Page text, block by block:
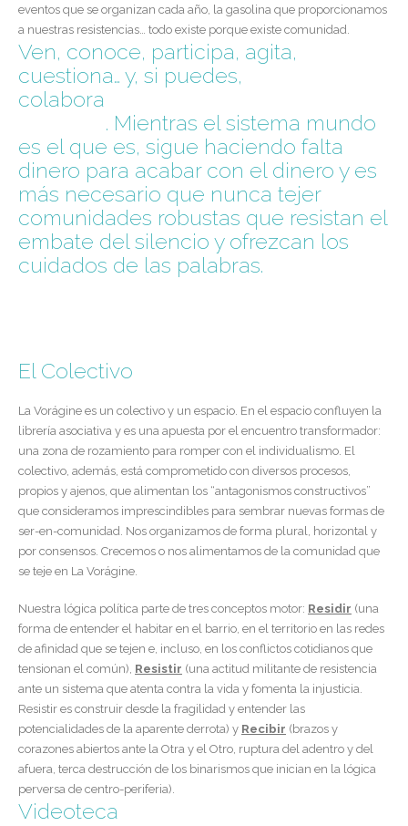
eventos que se organizan cada año, la gasolina que proporcionamos
a nuestras resistencias… todo existe porque existe comunidad.
Ven, conoce, participa, agita,
cuestiona… y, si puedes,
colabora
. Mientras el sistema mundo
es el que es, sigue haciendo falta
dinero para acabar con el dinero y es
más necesario que nunca tejer
comunidades robustas que resistan el
embate del silencio y ofrezcan los
cuidados de las palabras.
El Colectivo
La Vorágine es un colectivo y un espacio. En el espacio confluyen la
librería asociativa y es una apuesta por el encuentro transformador:
una zona de rozamiento para romper con el individualismo. El
colectivo, además, está comprometido con diversos procesos,
propios y ajenos, que alimentan los “antagonismos constructivos”
que consideramos imprescindibles para sembrar nuevas formas de
ser-en-comunidad. Nos organizamos de forma plural, horizontal y
por consensos. Crecemos o nos alimentamos de la comunidad que
se teje en La Vorágine.
Nuestra lógica política parte de tres conceptos motor: Residir (una
forma de entender el habitar en el barrio, en el territorio en las redes
de afinidad que se tejen e, incluso, en los conflictos cotidianos que
tensionan el común), Resistir (una actitud militante de resistencia
ante un sistema que atenta contra la vida y fomenta la injusticia.
Resistir es construir desde la fragilidad y entender las
potencialidades de la aparente derrota) y Recibir (brazos y
corazones abiertos ante la Otra y el Otro, ruptura del adentro y del
afuera, terca destrucción de los binarismos que inician en la lógica
perversa de centro-periferia).
Videoteca